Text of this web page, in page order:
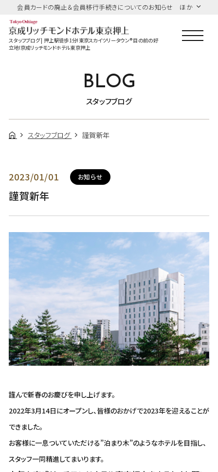
会員カードの廃止＆会員移行手続きについてのお知らせ ほか
スタッフブログ | 押上駅徒歩1分!東京スカイツリータウン®目の前の好
立地!京成リッチモンドホテル東京押上
BLOG
スタッフブログ
スタッフブログ 謹賀新年
2023/01/01 お知らせ
謹賀新年
謹んで新春のお慶びを申し上げます。
2022年3月14日にオープンし、皆様のおかげで2023年を迎えることが
できました。
お客様に一息ついていただける”泊まり木”のようなホテルを目指し、
スタッフ一同精進してまいります。